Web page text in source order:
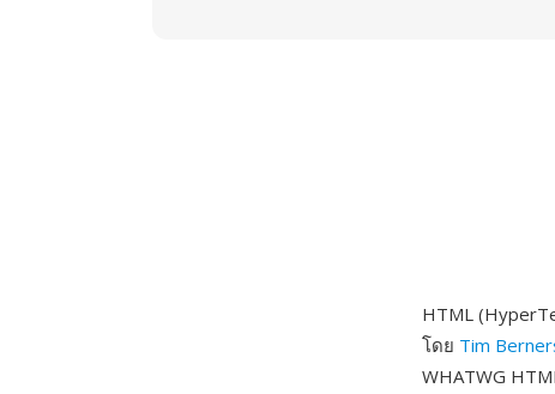
HTML
โดย Tim
WHATWG